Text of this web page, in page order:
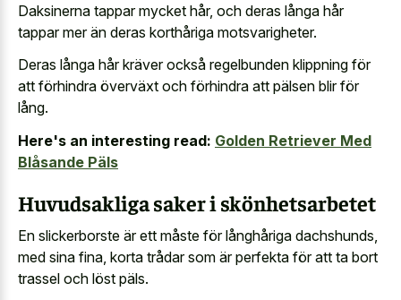
Daksinerna tappar mycket hår, och deras långa hår
tappar mer än deras korthåriga motsvarigheter.
Deras långa hår kräver också regelbunden klippning för
att förhindra överväxt och förhindra att pälsen blir för
lång.
Here's an interesting read: Golden Retriever Med
Blåsande Päls
Huvudsakliga saker i skönhetsarbetet
En slickerborste är ett måste för långhåriga dachshunds,
med sina fina, korta trådar som är perfekta för att ta bort
trassel och löst päls.